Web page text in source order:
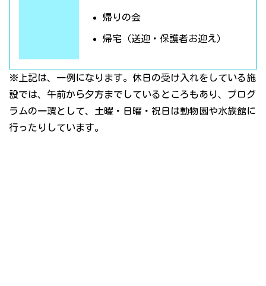
帰りの会
帰宅（送迎・保護者お迎え）
※上記は、一例になります。休日の受け入れをしている施
設では、午前から夕方までしているところもあり、プログ
ラムの一環として、土曜・日曜・祝日は動物園や水族館に
行ったりしています。